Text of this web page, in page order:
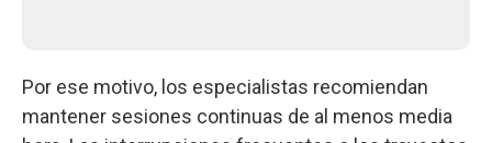
Por ese motivo, los especialistas recomiendan
mantener sesiones continuas de al menos media